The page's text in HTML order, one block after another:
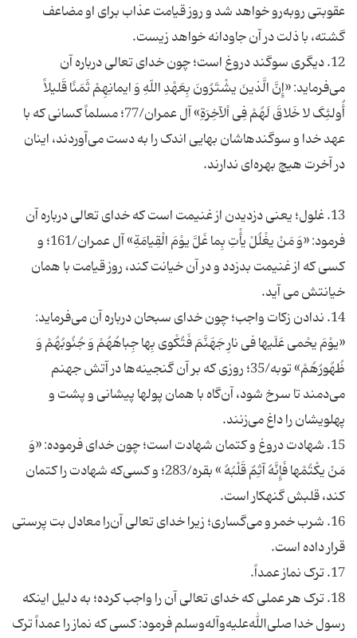
عقوبتی روبه‌رو خواهد شد و روز قیامت عذاب برای او مضاعف
12. دیگری سوگند دروغ است؛ چون خدای تعالی درباره آن
می‌فرماید: «إِنَّ الَّذینَ یشْتَرُونَ بِعَهْدِ اللّهِ وَ ایمانِهِمْ ثَمَنًا قَلیلاً
أُولئِکَ لا خَلاقَ لَهُمْ فِی اْلآخِرَةِ» آل عمران/77؛ مسلماً کسانی که با
عهد خدا و سوگندهاشان بهایی اندک را به دست می‌آوردند، اینان
13. غلول؛ یعنی دزدیدن از غنیمت است که خدای تعالی درباره آن
فرمود: «وَ مَنْ یغْلُلْ یأْتِ بِما غَلَّ یوْمَ الْقِیامَةِ» آل عمران/161؛ و
کسی که از غنیمت بدزدد و در آن خیانت کند، روز قیامت با همان
14. ندادن زکات واجب؛ چون خدای سبحان درباره آن می‌فرماید:
«یوْمَ یحْمى عَلَیها فی نارِ جَهَنَّمَ فَتُکْوى بِها جِباهُهُمْ وَ جُنُوبُهُمْ وَ
ظُهُورُهُمْ» توبه/35؛ روزی که بر آن گنجینه‌ها در آتش جهنم
می‌دمند تا سرخ شود، آن‌گاه با همان پولها پیشانی و پشت و
15. شهادت دروغ و کتمان شهادت است؛ چون خدای فرموده: «وَ
مَنْ یکْتُمْها فَإِنَّهُ آثِمٌ قَلْبُهُ » بقره/283؛ و کسی‌که شهادت را کتمان
16. شرب خمر و می‌گساری؛ زیرا خدای تعالی آن‌را معادل بت ‌پرستی
18. ترک هر عملی که خدای تعالی آن را واجب کرده؛ به دلیل اینکه
رسول خدا صلی‌الله‌علیه‌وآله‌وسلم فرمود: کسی که نماز را عمداً ترک